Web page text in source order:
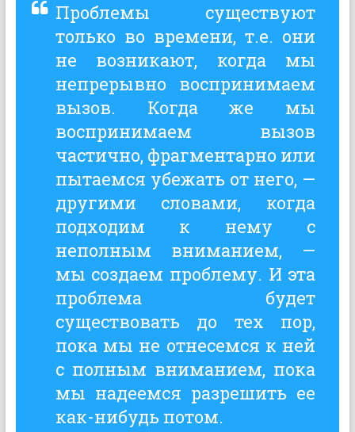
Проблемы существуют
только во времени, т.е. они
не возникают, когда мы
непрерывно воспринимаем
вызов. Когда же мы
воспринимаем вызов
частично, фрагментарно или
пытаемся убежать от него, —
другими словами, когда
подходим к нему с
неполным вниманием, —
мы создаем проблему. И эта
проблема будет
существовать до тех пор,
пока мы не отнесемся к ней
с полным вниманием, пока
мы надеемся разрешить ее
как-нибудь потом.